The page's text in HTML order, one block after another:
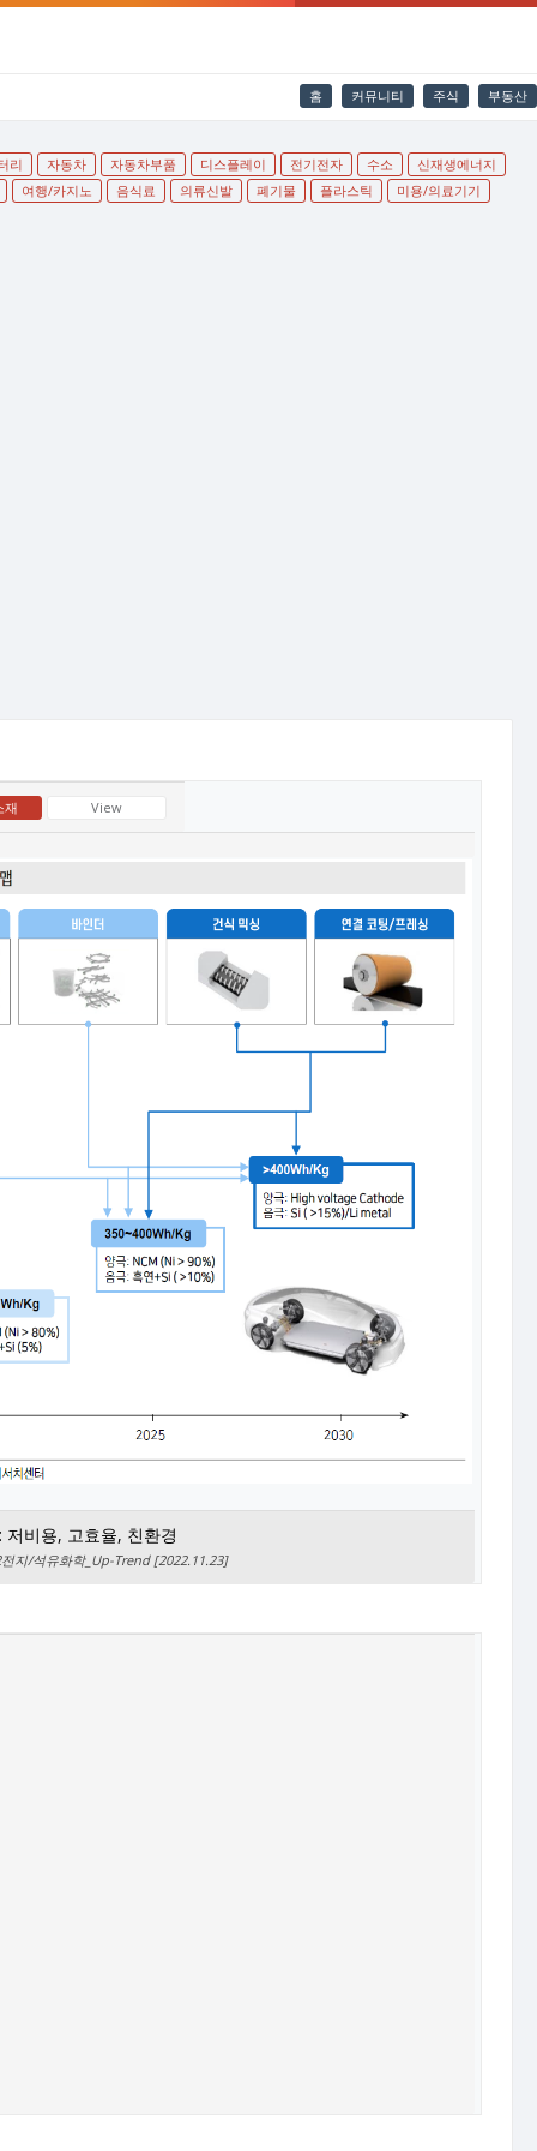
홈 커뮤니티 주식 부동산
리 자동차 자동차부품 디스플레이 전기전자 수소
신재생에너지
여행/카지노
음식료 의류신발 폐기물 플라스틱 미용/의료기기
재 View
비용, 고효율, 친환경
지/석유화학_Up-Trend [2022.11.23]